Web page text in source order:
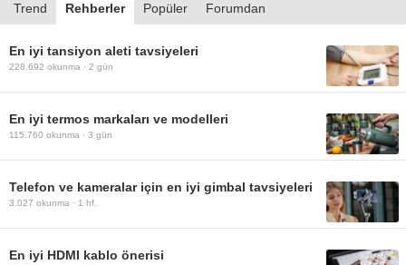
Trend Rehberler Popüler Forumdan
En iyi tansiyon aleti tavsiyeleri
228.692 okunma · 2 gün
En iyi termos markaları ve modelleri
115.760 okunma · 3 gün
Telefon ve kameralar için en iyi gimbal tavsiyeleri
3.027 okunma · 1 hf.
En iyi HDMI kablo önerisi